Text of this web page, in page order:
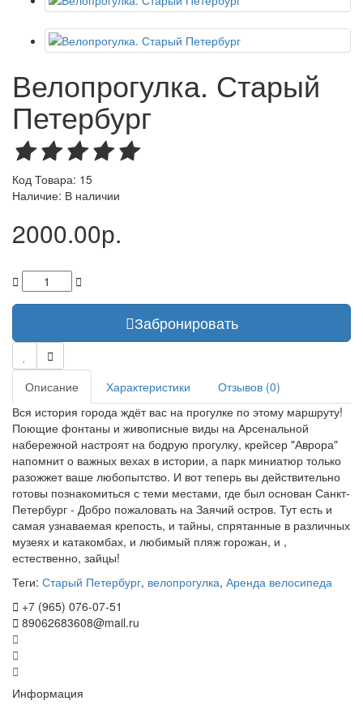
Велопрогулка. Старый
Петербург
Код Товара: 15
Наличие: В наличии
2000.00р.
Забронировать
Описание Характеристики
Отзывов (0)
Вся история города ждёт вас на прогулке по этому маршруту!
Поющие фонтаны и живописные виды на Арсенальной
набережной настроят на бодрую прогулку, крейсер "Аврора"
напомнит о важных вехах в истории, а парк миниатюр только
разожжет ваше любопытство. И вот теперь вы действительно
готовы познакомиться с теми местами, где был основан Санкт-
Петербург - Добро пожаловать на Заячий остров. Тут есть и
самая узнаваемая крепость, и тайны, спрятанные в различных
музеях и катакомбах, и любимый пляж горожан, и ,
естественно, зайцы!
Теги: Старый Петербург, велопрогулка, Аренда велосипеда
+7 (965) 076-07-51
89062683608@mail.ru
Информация